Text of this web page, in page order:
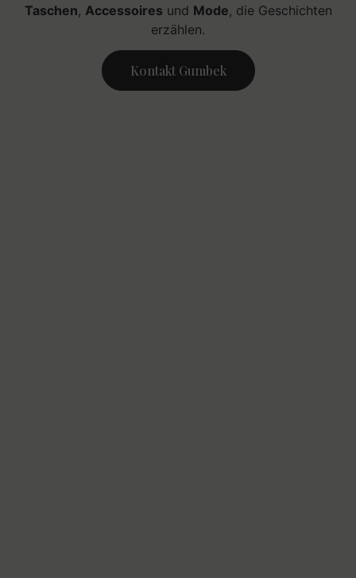
Taschen, Accessoires und Mode, die Geschichten
erzählen.
Kontakt Gumbek